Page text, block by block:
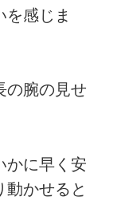
感じま
腕の見せ
かに早く安
動かせると